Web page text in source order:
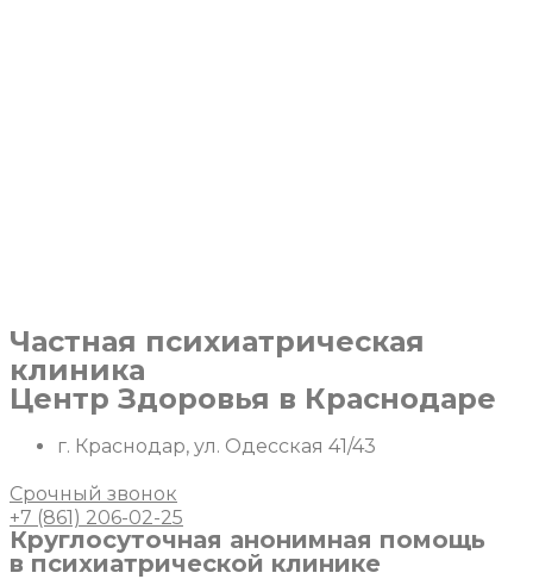
Частная психиатрическая
клиника
Центр Здоровья в Краснодаре
г. Краснодар, ул. Одесская 41/43
Срочный звонок
+7 (861) 206-02-25
Круглосуточная анонимная помощь
в психиатрической клинике